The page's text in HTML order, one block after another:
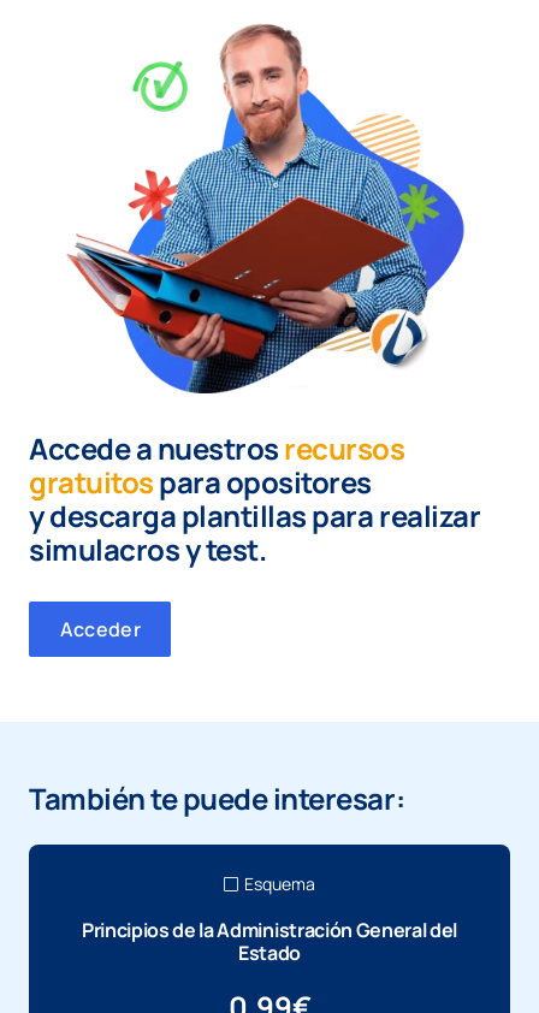
Accede a nuestrosrecursos
gratuitospara opositores
ydescarga plantillas para realizar
simulacros y test.
Acceder
También te puede interesar:
Esquema
Principios de la Administración General del
Estado